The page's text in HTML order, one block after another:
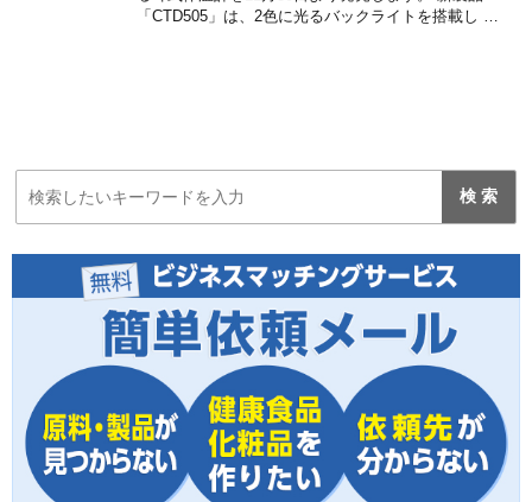
「CTD505」は、2色に光るバックライトを搭載し …